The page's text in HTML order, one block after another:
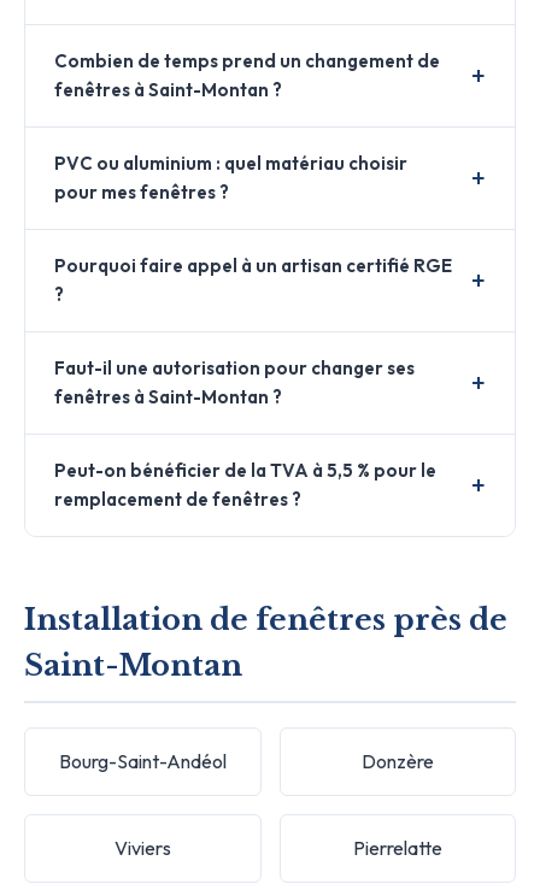
Combien de temps prend un changement de
fenêtres à Saint-Montan ?
PVC ou aluminium : quel matériau choisir
pour mes fenêtres ?
Pourquoi faire appel à un artisan certifié RGE
?
Faut-il une autorisation pour changer ses
fenêtres à Saint-Montan ?
Peut-on bénéficier de la TVA à 5,5 % pour le
remplacement de fenêtres ?
Installation de fenêtres près de
Saint-Montan
Bourg-Saint-Andéol Donzère
Viviers Pierrelatte